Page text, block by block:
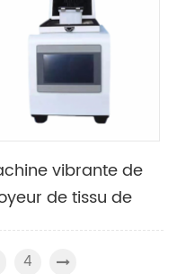
vibrante de
de tissu de
4